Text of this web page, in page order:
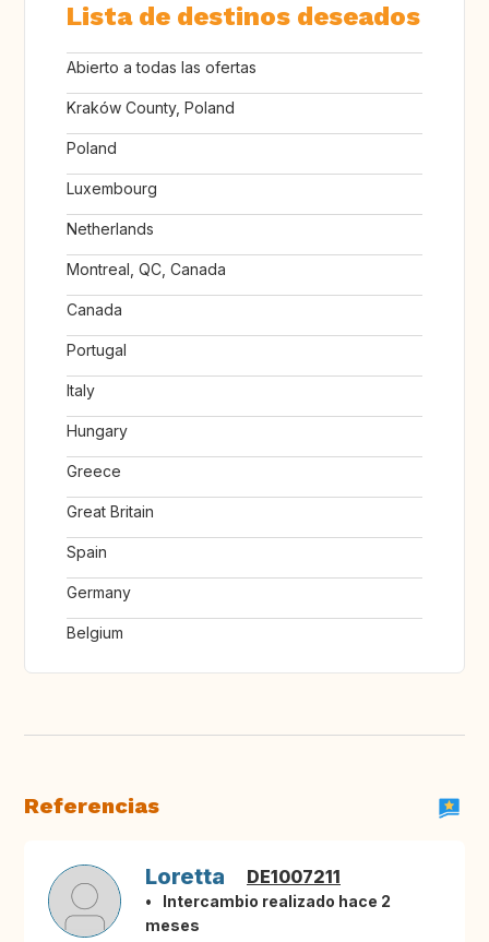
Lista de destinos deseados
Abierto a todas las ofertas
Kraków County, Poland
Poland
Luxembourg
Netherlands
Montreal, QC, Canada
Canada
Portugal
Italy
Hungary
Greece
Great Britain
Spain
Germany
Belgium
Referencias
Loretta DE1007211
Intercambio realizado hace 2
meses